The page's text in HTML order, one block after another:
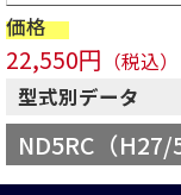
価格
22,550円 （税込）
型式別データ
ND5RC（H27/5